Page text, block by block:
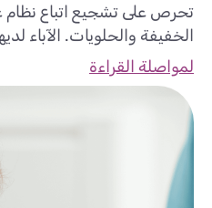
تحرص على تشجيع اتباع
الخفيفة والحلويات. الآباء
لمواصلة القراءة